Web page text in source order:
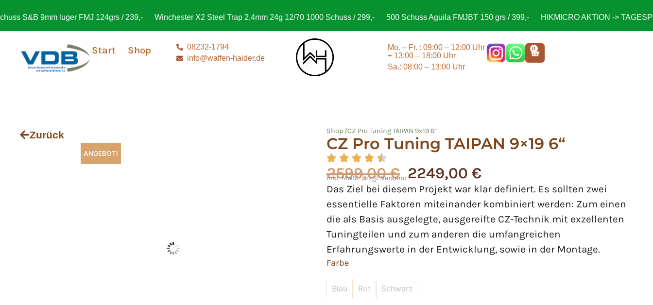
S&B 9mm luger FMJ 124grs / 239,- Winchester X2 Steel Trap 2,4mm 24g 12/70 1000 Schuss / 299,- 500 Schuss Aguila FMJBT 150 grs / 399,- HIKMICRO AKTION ->
Start Shop
08232-1794
info@waffen-haider.de
Mo. – Fr. : 09:00 – 12:00 Uhr
+ 13:00 – 18:00 Uhr
Sa.: 08:00 – 13:00 Uhr
0
CZ Pro Tuning TAIPAN 9×19 6“
2599,00€ 2249,00 €
inkl. MwSt. | zzgl. Versand
Das Ziel bei diesem Projekt war klar definiert. Es sollten zwei
essentielle Faktoren miteinander kombiniert werden: Zum einen
die als Basis ausgelegte, ausgereifte CZ-Technik mit exzellenten
Tuningteilen und zum anderen die umfangreichen
Erfahrungswerte in der Entwicklung, sowie in der Montage.
Farbe
Blau Rot Schwarz
Shop /CZ Pro Tuning TAIPAN 9×19 6“
Zurück
ANGEBOT!